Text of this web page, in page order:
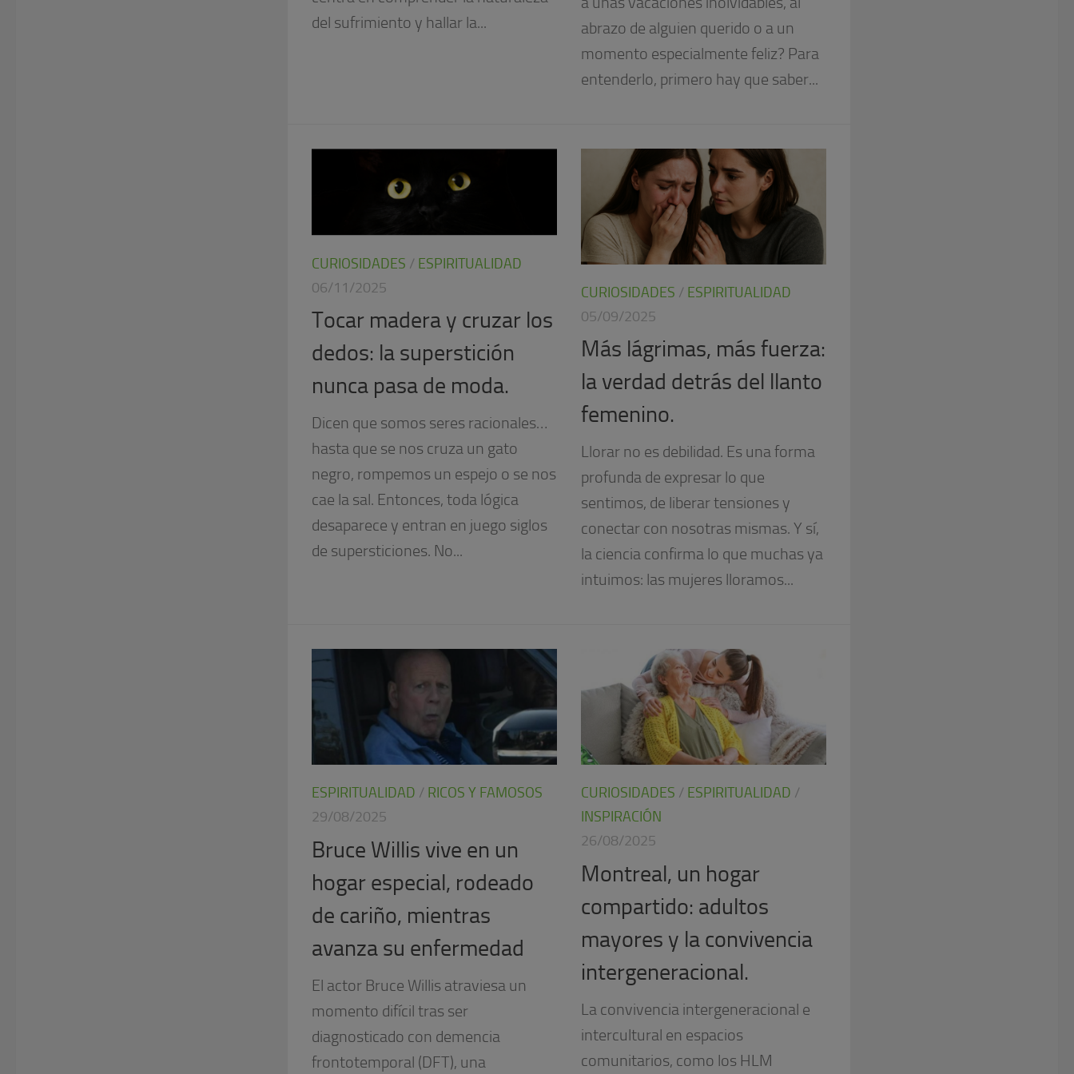
del sufrimiento y hallar la...
abrazo de alguien querido o a un
momento especialmente feliz? Para
entenderlo, primero hay que saber...
CURIOSIDADES / ESPIRITUALIDAD
06/11/2025
Tocar madera y cruzar los
dedos: la superstición
nunca pasa de moda.
Dicen que somos seres racionales…
hasta que se nos cruza un gato
negro, rompemos un espejo o se nos
cae la sal. Entonces, toda lógica
desaparece y entran en juego siglos
de supersticiones. No...
CURIOSIDADES / ESPIRITUALIDAD
05/09/2025
Más lágrimas, más fuerza:
la verdad detrás del llanto
femenino.
Llorar no es debilidad. Es una forma
profunda de expresar lo que
sentimos, de liberar tensiones y
conectar con nosotras mismas. Y sí,
la ciencia confirma lo que muchas ya
intuimos: las mujeres lloramos...
ESPIRITUALIDAD / RICOS Y FAMOSOS
29/08/2025
Bruce Willis vive en un
hogar especial, rodeado
de cariño, mientras
avanza su enfermedad
El actor Bruce Willis atraviesa un
momento difícil tras ser
diagnosticado con demencia
frontotemporal (DFT), una
CURIOSIDADES / ESPIRITUALIDAD /
INSPIRACIÓN
26/08/2025
Montreal, un hogar
compartido: adultos
mayores y la convivencia
intergeneracional.
La convivencia intergeneracional e
intercultural en espacios
comunitarios, como los HLM